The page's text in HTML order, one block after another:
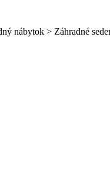
nábytok > Záhradné